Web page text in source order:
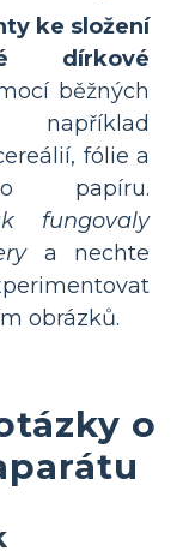
ke složení
dírkové
běžných
například
fólie a
papíru.
fungovaly
a nechte
obrázků.
o